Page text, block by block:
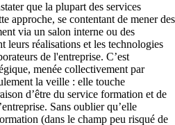
que la plupart des services
approche, se contentant de mener des
via un salon interne ou des
leurs réalisations et les technologies
de l'entreprise. C’est
menée collectivement par
la veille : elle touche
d’être du service formation et de
Sans oublier qu’elle
(dans le champ peu risqué de